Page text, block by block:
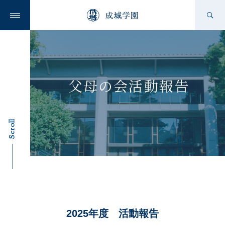
成城学園の想い
成城学園を知る
学校を知る
ニュース
父母の会活動報告
Scroll
2025年度 活動報告